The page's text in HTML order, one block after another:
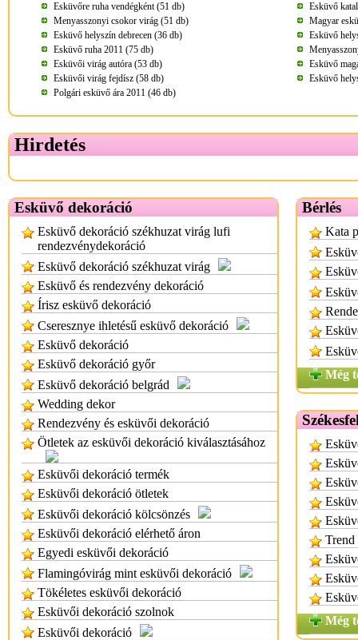
Esküvőre ruha vendégként (51 db)
Esküvő
Menyasszonyi csokor virág (51 db)
Magyar
Esküvő helyszín debrecen (36 db)
Esküvő
Esküvő ruha 2011 (75 db)
Esküvői virág autóra (53 db)
Esküvő
Esküvői virág fejdísz (58 db)
Esküvő
Polgári esküvő ára 2011 (46 db)
Hirdetés
Esküvő dekoráció
Esküvő dekoráció székhuzat virág lufi
rendezvénydekoráció
Esküvő dekoráció székhuzat virág
Esküvő és rendezvény dekoráció
Írisz esküvő dekoráció
Cseresznye ihletésű esküvő dekoráció
Esküvő dekoráció
Esküvő dekoráció győr
Esküvő dekoráció belgrád
Wedding dekor
Rendezvény és esküvői dekoráció
Ötletek az esküvői dekoráció kiválasztásához
Esküvői dekoráció termék
Esküvői dekoráció ötletek
Esküvői dekoráció kölcsönzés
Esküvői dekoráció elérhető áron
Egyedi esküvői dekoráció
Flamingóvirág mint esküvői dekoráció
Tökéletes esküvői dekoráció
Esküvői dekoráció szolnok
Esküvői dekoráció
Bérlés
Kata
Még
Trend
Még